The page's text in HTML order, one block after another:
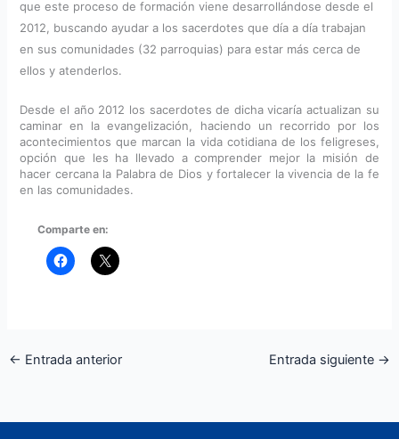
que este proceso de formación viene desarrollándose desde el
2012, buscando ayudar a los sacerdotes que día a día trabajan
en sus comunidades (32 parroquias) para estar más cerca de
ellos y atenderlos.
Desde el año 2012 los sacerdotes de dicha vicaría actualizan su
caminar en la evangelización, haciendo un recorrido por los
acontecimientos que marcan la vida cotidiana de los feligreses,
opción que les ha llevado a comprender mejor la misión de
hacer cercana la Palabra de Dios y fortalecer la vivencia de la fe
en las comunidades.
Comparte en:
← Entrada anterior Entrada siguiente →